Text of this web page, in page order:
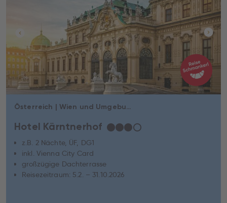
Österreich | Wien und Umgebung | Wien
Hotel Kärntnerhof ★★★☆
z.B. 2 Nächte, ÜF, DG1
inkl. Vienna City Card
großzügige Dachterrasse
Reisezeitraum: 5.2. – 31.10.2026